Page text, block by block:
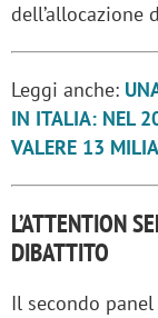
Leggi anche:
IN ITALIA: NEL
VALERE 13
L’ATTENTION
DIBATTITO
Il secondo